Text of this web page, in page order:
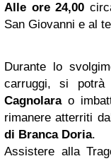
Alle ore 24,00
San Giovanni e al
Durante lo
carruggi, si potrà
Cagnolarao
rimanere atterriti
di Branca Doria.
Assistere alla